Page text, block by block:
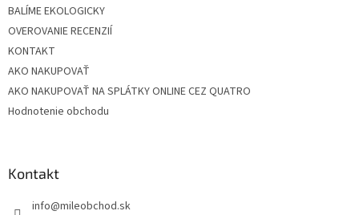
BALÍME EKOLOGICKY
OVEROVANIE RECENZIÍ
KONTAKT
AKO NAKUPOVAŤ
AKO NAKUPOVAŤ NA SPLÁTKY ONLINE CEZ QUATRO
Hodnotenie obchodu
Kontakt
info@mileobchod.sk